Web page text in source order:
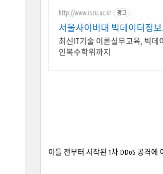
http://www.iscu.ac.kr 광고
서울사이버대 빅데이터정
최신IT기술 이론실무교육, 빅데
인복수학위까지
이틀 전부터 시작된 1차 DDoS 공격에